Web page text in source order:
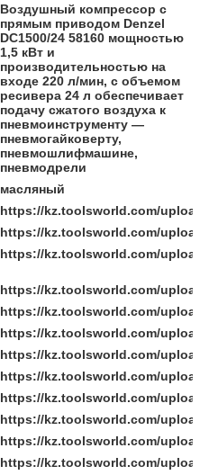
Воздушный компрессор с
прямым приводом Denzel
DC1500/24 58160 мощностью
1,5 кВт и
производительностью на
входе 220 л/мин, с объемом
ресивера 24 л обеспечивает
подачу сжатого воздуха к
пневмоинструменту —
пневмогайковерту,
пневмошлифмашине,
пневмодрели
масляный
https://kz.toolsworld.com/upload/
https://kz.toolsworld.com/upload/
https://kz.toolsworld.com/upload/
https://kz.toolsworld.com/upload/
https://kz.toolsworld.com/upload/
https://kz.toolsworld.com/upload/
https://kz.toolsworld.com/upload/
https://kz.toolsworld.com/upload/
https://kz.toolsworld.com/upload/
https://kz.toolsworld.com/upload/
https://kz.toolsworld.com/upload/
https://kz.toolsworld.com/upload/